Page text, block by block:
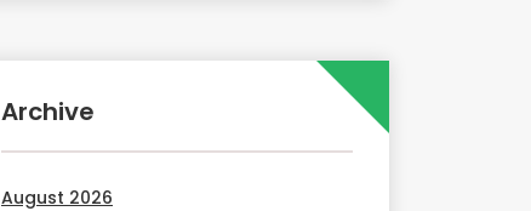
Archive
August 2026